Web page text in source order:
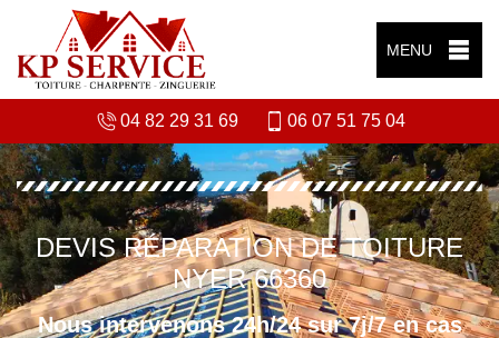
MENU
04 82 29 31 69 06 07 51 75 04
DEVIS RÉPARATION DE TOITURE
NYER 66360
Nous intervenons 24h/24 sur 7j/7 en cas